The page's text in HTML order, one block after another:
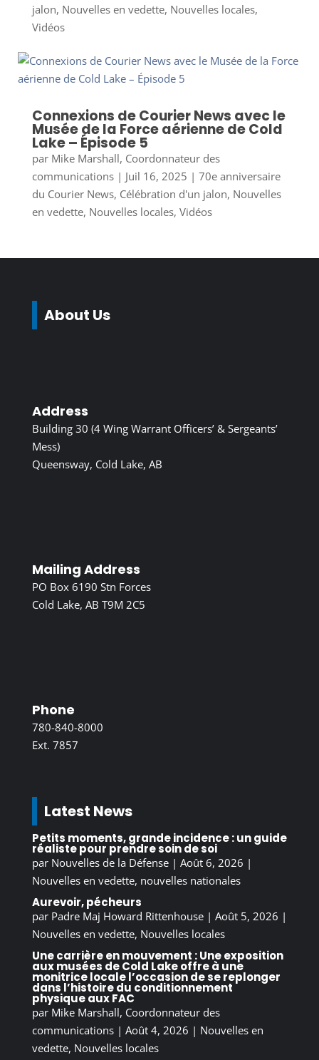
jalon, Nouvelles en vedette, Nouvelles locales,
Vidéos
Connexions de Courier News avec le
Musée de la Force aérienne de Cold
Lake – Épisode 5
par Mike Marshall, Coordonnateur des
communications| Juil 16, 2025 | 70e anniversaire
du Courier News, Célébration d'un jalon, Nouvelles
en vedette, Nouvelles locales, Vidéos
About Us
Address
Building 30 (4 Wing Warrant Officers’ & Sergeants’
Mess)
Queensway, Cold Lake, AB
Mailing Address
PO Box 6190 Stn Forces
Cold Lake, AB T9M 2C5
Phone
780-840-8000
Ext. 7857
Latest News
Petits moments, grande incidence : un guide
réaliste pour prendre soin de soi
par Nouvelles de la Défense| Août 6, 2026 |
Nouvelles en vedette, nouvelles nationales
Aurevoir, pécheurs
par Padre Maj Howard Rittenhouse| Août 5, 2026 |
Nouvelles en vedette, Nouvelles locales
Une carrière en mouvement : Une exposition
aux musées de Cold Lake offre à une
monitrice locale l’occasion de se replonger
dans l’histoire du conditionnement
physique aux FAC
par Mike Marshall, Coordonnateur des
communications| Août 4, 2026 | Nouvelles en
vedette, Nouvelles locales